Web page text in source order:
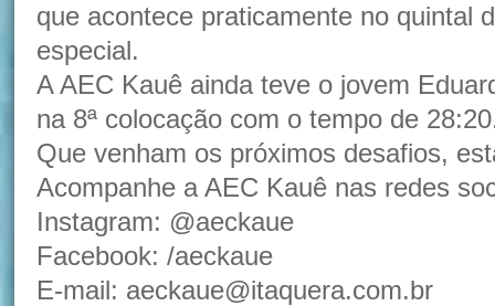
que acontece praticamente no quintal
especial.
A AEC Kauê ainda teve o jovem
na 8ª colocação com o tempo de
Que venham os próximos desafios,
Acompanhe a AEC Kauê nas redes
Instagram: @aeckaue
Facebook: /aeckaue
E-mail: aeckaue@itaquera.com.br